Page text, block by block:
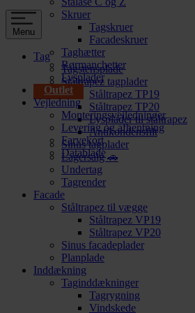
Skruer
Tagskruer
Facadeskruer
Taghætter
Rørmanchetter
Lysplader
Outlet
Vejledning
Monteringsvejledninger
Levering og afhentning
Farvekort
Datablade
Menu
Tag
Tagstensplade
Ståltrapez tagplader
Ståltrapez TP19
Ståltrapez TP20
Lysplader til ståltrapez
Antikondensfilt
Sinus tagplader
Lagersalg 🚗
Undertag
Tagrender
Facade
Ståltrapez til vægge
Ståltrapez VP19
Ståltrapez VP20
Sinus facadeplader
Planplade
Inddækning
Taginddækninger
Tagrygning
Vindskede